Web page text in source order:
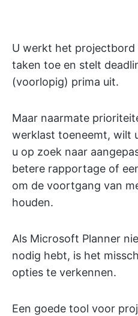
U werkt het projectbord
taken toe en stelt
(voorlopig) prima uit.
Maar naarmate
werklast toeneemt, wilt
u op zoek naar
betere rapportage of
om de voortgang van
houden.
Als Microsoft Planner
nodig hebt, is het
opties te verkennen.
Een goede tool voor